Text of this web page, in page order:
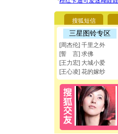
搜狐短信
三星图铃专区
[周杰伦] 千里之外
[誓 言] 求佛
[王力宏] 大城小爱
[王心凌] 花的嫁纱